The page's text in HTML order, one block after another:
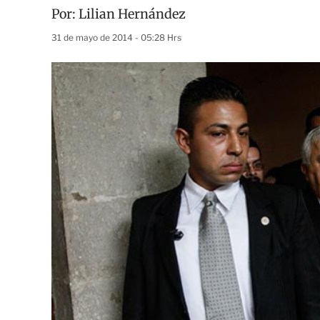
Por: Lilian Hernández
31 de mayo de 2014 - 05:28 Hrs